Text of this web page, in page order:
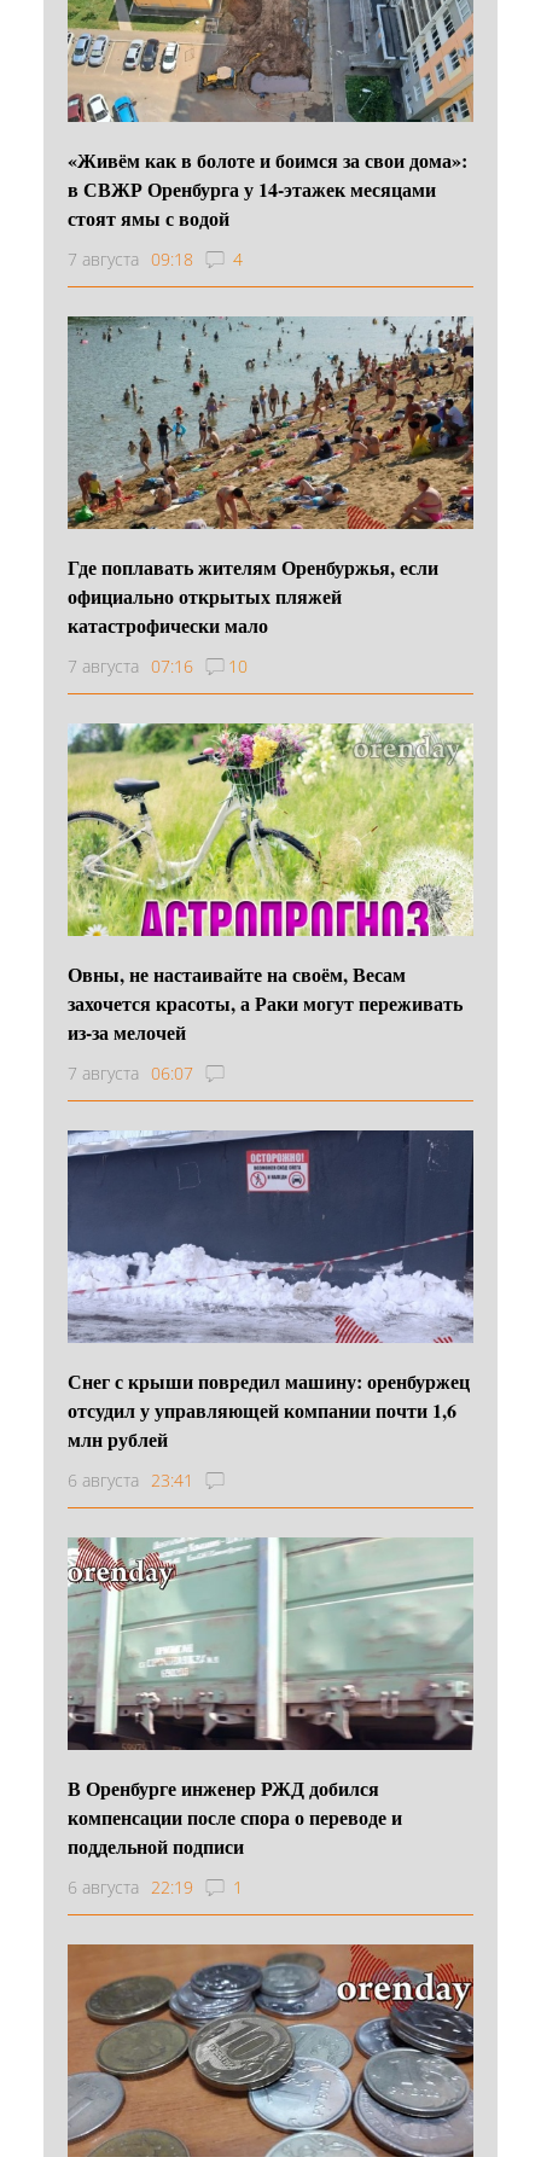
«Живём как в болоте и боимся за свои дома»:
в СВЖР Оренбурга у 14-этажек месяцами
стоят ямы с водой
7 августа 09:18 4
Где поплавать жителям Оренбуржья, если
официально открытых пляжей
катастрофически мало
7 августа 07:16 10
Овны, не настаивайте на своём, Весам
захочется красоты, а Раки могут переживать
из-за мелочей
7 августа 06:07
Снег с крыши повредил машину: оренбуржец
отсудил у управляющей компании почти 1,6
млн рублей
6 августа 23:41
В Оренбурге инженер РЖД добился
компенсации после спора о переводе и
поддельной подписи
6 августа 22:19 1